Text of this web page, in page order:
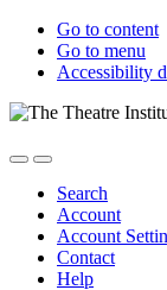
Go to content
Go to menu
Accessibility
Search
Account
Account
Contact
Help